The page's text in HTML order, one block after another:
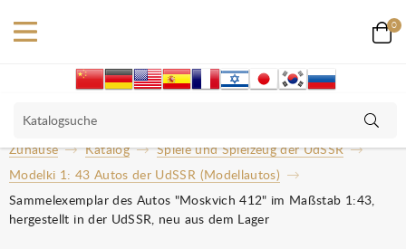
0
Zuhause Katalog
Spiele und Spielzeug der UdSSR
Modelki 1: 43 Autos der UdSSR (Modellautos)
Sammelexemplar des Autos "Moskvich 412" im Maßstab 1:43,
hergestellt in der UdSSR, neu aus dem Lager